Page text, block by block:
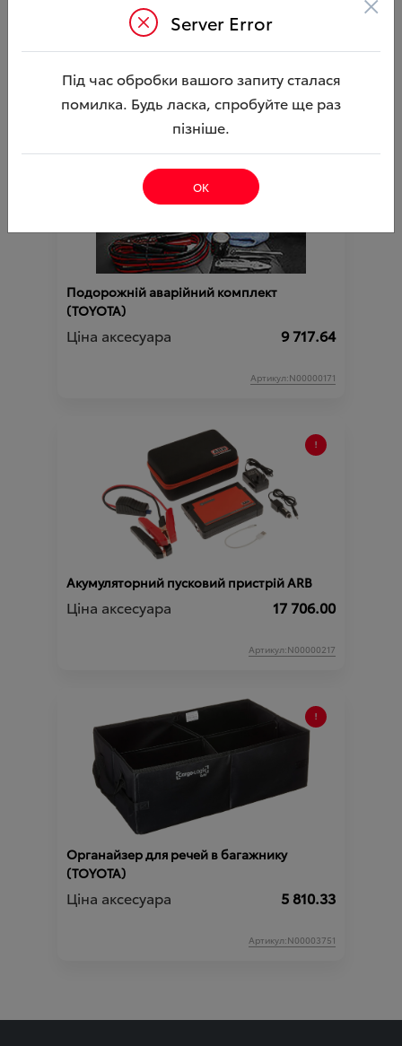
Артикул:000003487
Подорожній аварійний комплект
(TOYOTA)
Ціна аксесуара 9 717.64
Артикул:N00000171
Акумуляторний пусковий пристрій ARB
Ціна аксесуара 17 706.00
Артикул:N00000217
Органайзер для речей в багажнику
(TOYOTA)
Ціна аксесуара 5 810.33
Артикул:N00003751
Server Error
Під час обробки вашого запиту сталася
помилка. Будь ласка, спробуйте ще раз
пізніше.
ОК